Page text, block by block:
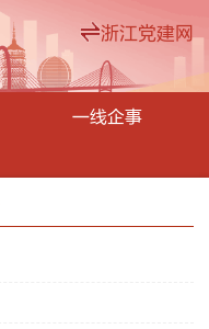
浙江党建网
一线企事